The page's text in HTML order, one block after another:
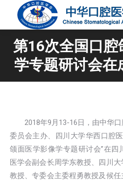
第16次全国口
学专题研讨会在
2018年9月13-16日，由中华
委员会主办、四川大学华西口腔
颌面医学影像学专题研讨会”在四
医学会副会长周学东教授、四川
教授、专委会主委程勇教授及候